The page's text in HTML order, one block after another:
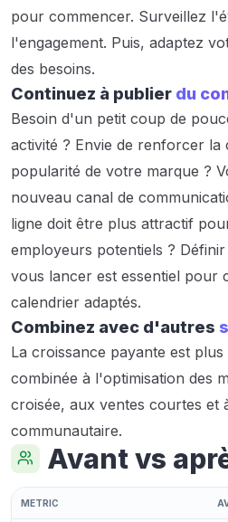
pour commencer. Surveillez
l'engagement. Puis, adaptez
des besoins.
Continuez à publier du
Besoin d'un petit coup de
activité ? Envie de renforcer la
popularité de votre marque ?
nouveau canal de
ligne doit être plus attractif
employeurs potentiels ?
vous lancer est essentiel pour
calendrier adaptés.
Combinez avec d'autres
La croissance payante est
combinée à l'optimisation des
croisée, aux ventes courtes et
communautaire.
Avant vs
METRIC